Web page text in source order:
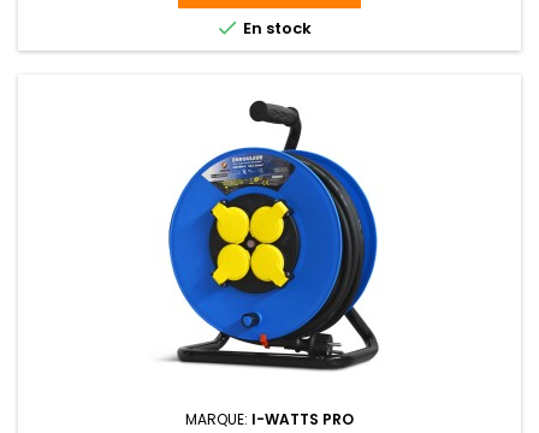
 En stock
MARQUE: I-WATTS PRO